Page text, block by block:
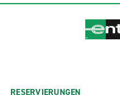
RESERVIERUNGEN